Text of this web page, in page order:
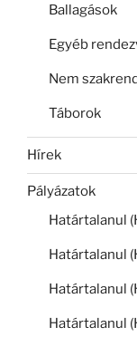
Ballagások
Egyéb
Nem
Táborok
Hírek
Pályázatok
Határtalanul
Határtalanul
Határtalanul
Határtalanul